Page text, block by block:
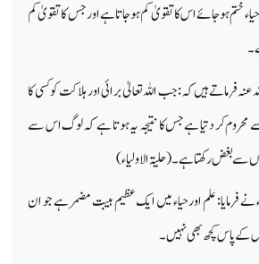
ختم ہو جائے اس کا تقویٰ کم ہوجاتا ہے اور جس کا تقویٰ کم
فرماتے ہیں کہ : جب اللہ تعالیٰ برائی اورہلاکت کو کسی کا
سے محروم کر دتیا ہےجس کا نتیجہ یہ ہوتا ہے کہ لوگ اس سے
سے بغض رکھتا ہے۔(حلیۃ الاولیاء)
علم اور حیاء میں ایک عظیم ہیبت مضمر ہے جو ان
کے پاس کچھ بھی نہیں۔